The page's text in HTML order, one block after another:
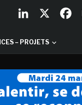
– PROJETS